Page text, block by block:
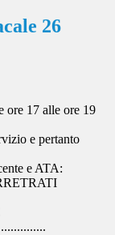
26
ore 17 alle ore 19
e pertanto
e ATA: